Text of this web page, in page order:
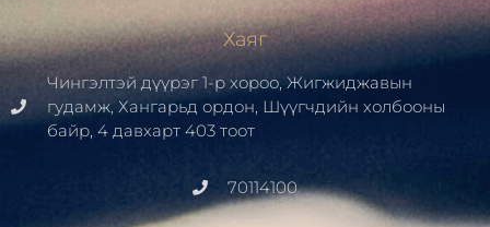
Хаяг
Чингэлтэй дүүрэг 1-р хороо, Жигжиджавын
гудамж, Хангарьд ордон, Шүүгчдийн холбооны
байр, 4 давхарт 403 тоот
70114100